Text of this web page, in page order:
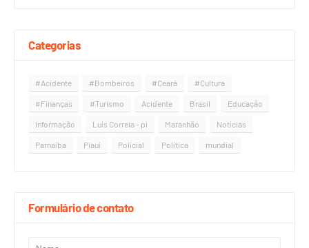
Categorias
#Acidente #Bombeiros #Ceará #Cultura
#Finanças #Turismo Acidente Brasil Educação
Informação Luís Correia - pi Maranhão Notícias
Parnaíba Piauí Policial Política mundial
Formulário de contato